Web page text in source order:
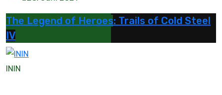
The Legend of Heroes: Trails of Cold Steel
IV
ININ